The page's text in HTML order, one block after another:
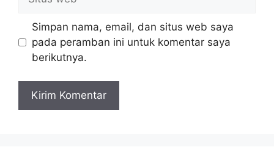
web
Simpan nama, email, dan situs web saya
pada peramban ini untuk komentar saya
berikutnya.